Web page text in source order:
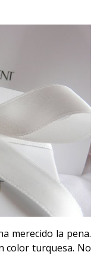
merecido la pena.
color turquesa. No